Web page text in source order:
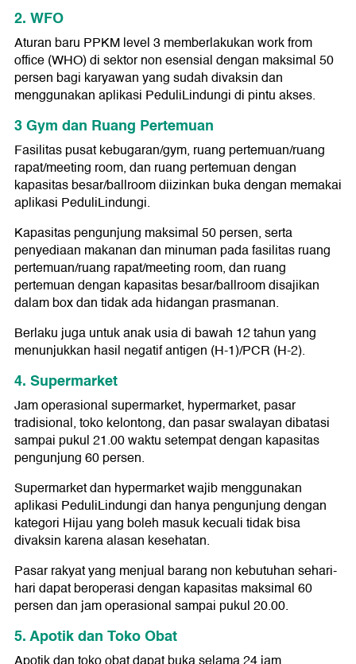
2. WFO
Aturan baru PPKM level 3 memberlakukan work from
office (WHO) di sektor non esensial dengan maksimal 50
persen bagi karyawan yang sudah divaksin dan
menggunakan aplikasi PeduliLindungi di pintu akses.
3 Gym dan Ruang Pertemuan
Fasilitas pusat kebugaran/gym, ruang pertemuan/ruang
rapat/meeting room, dan ruang pertemuan dengan
kapasitas besar/ballroom diizinkan buka dengan memakai
aplikasi PeduliLindungi.
Kapasitas pengunjung maksimal 50 persen, serta
penyediaan makanan dan minuman pada fasilitas ruang
pertemuan/ruang rapat/meeting room, dan ruang
pertemuan dengan kapasitas besar/ballroom disajikan
dalam box dan tidak ada hidangan prasmanan.
Berlaku juga untuk anak usia di bawah 12 tahun yang
menunjukkan hasil negatif antigen (H-1)/PCR (H-2).
4. Supermarket
Jam operasional supermarket, hypermarket, pasar
tradisional, toko kelontong, dan pasar swalayan dibatasi
sampai pukul 21.00 waktu setempat dengan kapasitas
pengunjung 60 persen.
Supermarket dan hypermarket wajib menggunakan
aplikasi PeduliLindungi dan hanya pengunjung dengan
kategori Hijau yang boleh masuk kecuali tidak bisa
divaksin karena alasan kesehatan.
Pasar rakyat yang menjual barang non kebutuhan sehari-
hari dapat beroperasi dengan kapasitas maksimal 60
persen dan jam operasional sampai pukul 20.00.
5. Apotik dan Toko Obat